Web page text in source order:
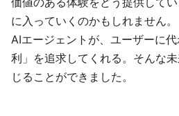
に入っていくのかもしれません。
AIエージェントが、ユーザーに
利」を追求してくれる。そんな
じることができました。